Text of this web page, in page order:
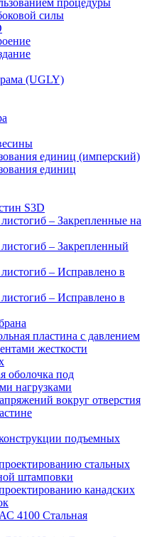
процедуры
силы
(UGLY)
единиц (имперский)
единиц
S3D
– Закрепленные на
– Закрепленный
– Исправлено в
– Исправлено в
пластина с давлением
жесткости
оболочка под
нагрузками
вокруг отверстия
подъемных
стальных
штамповки
канадских
4100 Стальная